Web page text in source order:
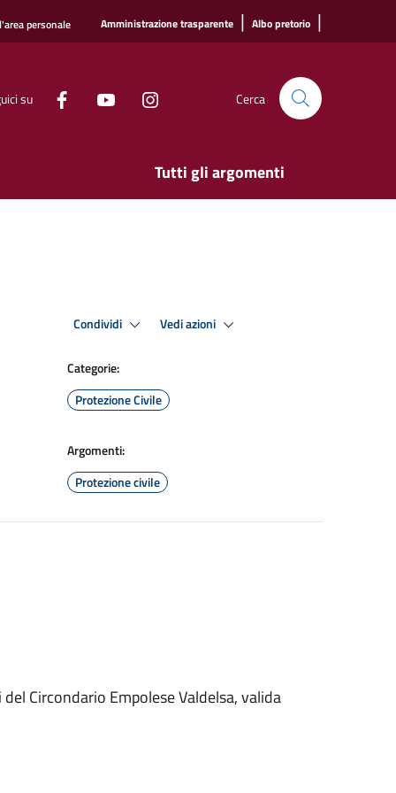
personale Amministrazione trasparente | Albo pretorio |
su Cerca
Tutti gli argomenti
Condividi Vedi azioni
Categorie:
Protezione Civile
Argomenti:
Protezione civile
Circondario Empolese Valdelsa, valida